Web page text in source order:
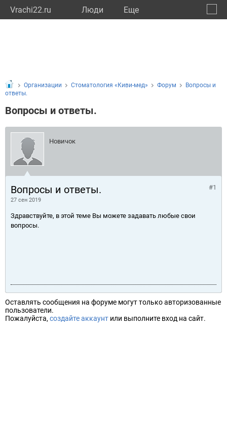
Vrachi22.ru Люди Eще
Организации Стоматология «Киви-мед» Форум
Вопросы и
ответы.
Вопросы и ответы.
Новичок
Вопросы и ответы.
27 сен 2019
#1
Здравствуйте, в этой теме Вы можете задавать любые свои
вопросы.
Оставлять сообщения на форуме могут только авторизованные
пользователи.
Пожалуйста, создайте аккаунт или выполните вход на сайт.